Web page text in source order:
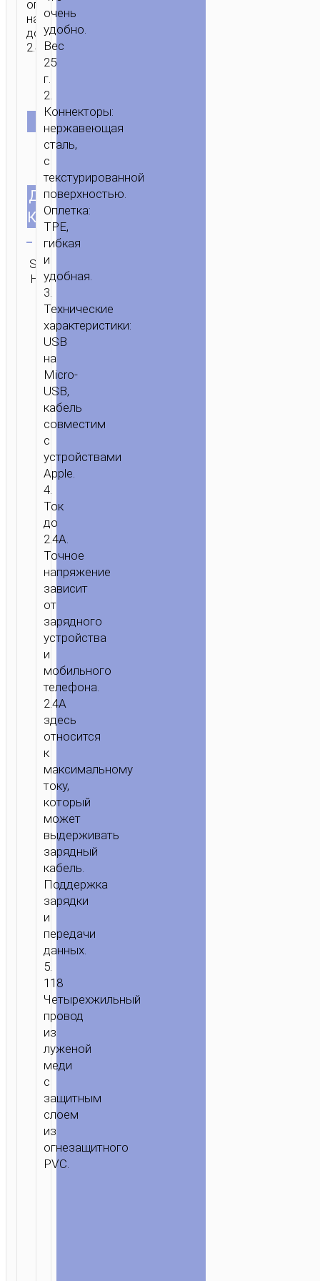
ГЛАВНАЯ / МОБИЛЬНЫЕ
АКСЕССУАРЫ / КАБЕЛИ
/ КАБЕЛЬ
SUPERIOR
ЗАРЯДКА
ПЕРЕДАЧА
ДАННЫХ
оплетка
напряжение
до
2.4A.
ЦВЕТ
ДЛИНА
КАБЕЛЯ
1.2м/3.94ft
SKU:
Н/ДMicro-USB
очень
удобно.
Вес
25
г.
2.
Коннекторы:
нержавеющая
сталь,
с
текстурированной
поверхностью.
Оплетка:
TPE,
гибкая
и
удобная.
3.
Технические
характеристики:
USB
на
Micro-
USB,
кабель
совместим
с
устройствами
Apple.
4.
Ток
до
2.4A.
Точное
напряжение
зависит
от
зарядного
устройства
и
мобильного
телефона.
2.4A
здесь
относится
к
максимальному
току,
который
может
выдерживать
зарядный
кабель.
Поддержка
зарядки
и
передачи
данных.
5.
118
Четырехжильный
провод
из
луженой
меди
с
защитным
слоем
из
огнезащитного
PVC.